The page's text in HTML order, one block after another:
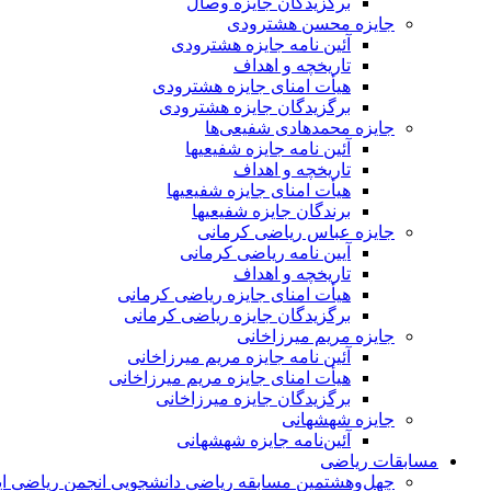
جایزه محسن هشترودی
آئین نامه جایزه هشترودی
تاریخچه و اهداف
هیأت امنای جایزه هشترودی
برگزیدگان جایزه هشترودی
جایزه محمدهادی شفیعی‌ها
آئین نامه جایزه شفیعیها
تاریخچه و اهداف
هیأت امنای جایزه شفیعیها
برندگان جایزه شفیعیها
جایزه عباس ریاضی کرمانی
آیین نامه ریاضی کرمانی
تاریخچه و اهداف
هیأت امنای جایزه ریاضی کرمانی
برگزیدگان جایزه ریاضی کرمانی
جایزه مریم میرزاخانی
آئین نامه جایزه مریم میرزاخانی
هیأت امنای جایزه مریم میرزاخانی
برگزیدگان جایزه میرزاخانی
جایزه شهشهانی
آئین‌نامه جایزه شهشهانی
مسابقات ریاضی
چهل‌و‌هشتمین مسابقه ریاضی دانشجویی انجمن ریاضی